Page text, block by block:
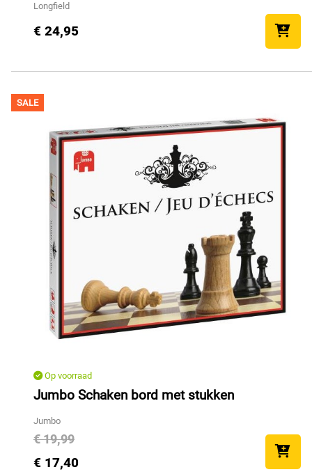
Longfield
€ 24,95
SALE
Op voorraad
Jumbo Schaken bord met stukken
Jumbo
€ 19,99
€ 17,40